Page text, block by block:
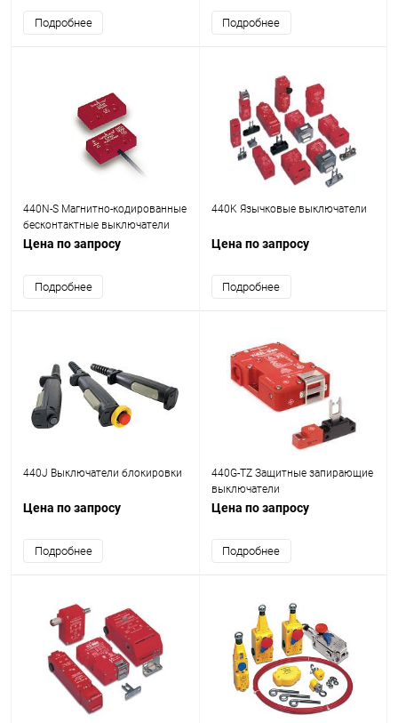
Подробнее Подробнее
440N-S Магнитно-кодированные
бесконтактные выключатели
Цена по запросу
Подробнее
440K Язычковые выключатели
Цена по запросу
Подробнее
440J Выключатели блокировки
Цена по запросу
Подробнее
440G-TZ Защитные запирающие
выключатели
Цена по запросу
Подробнее